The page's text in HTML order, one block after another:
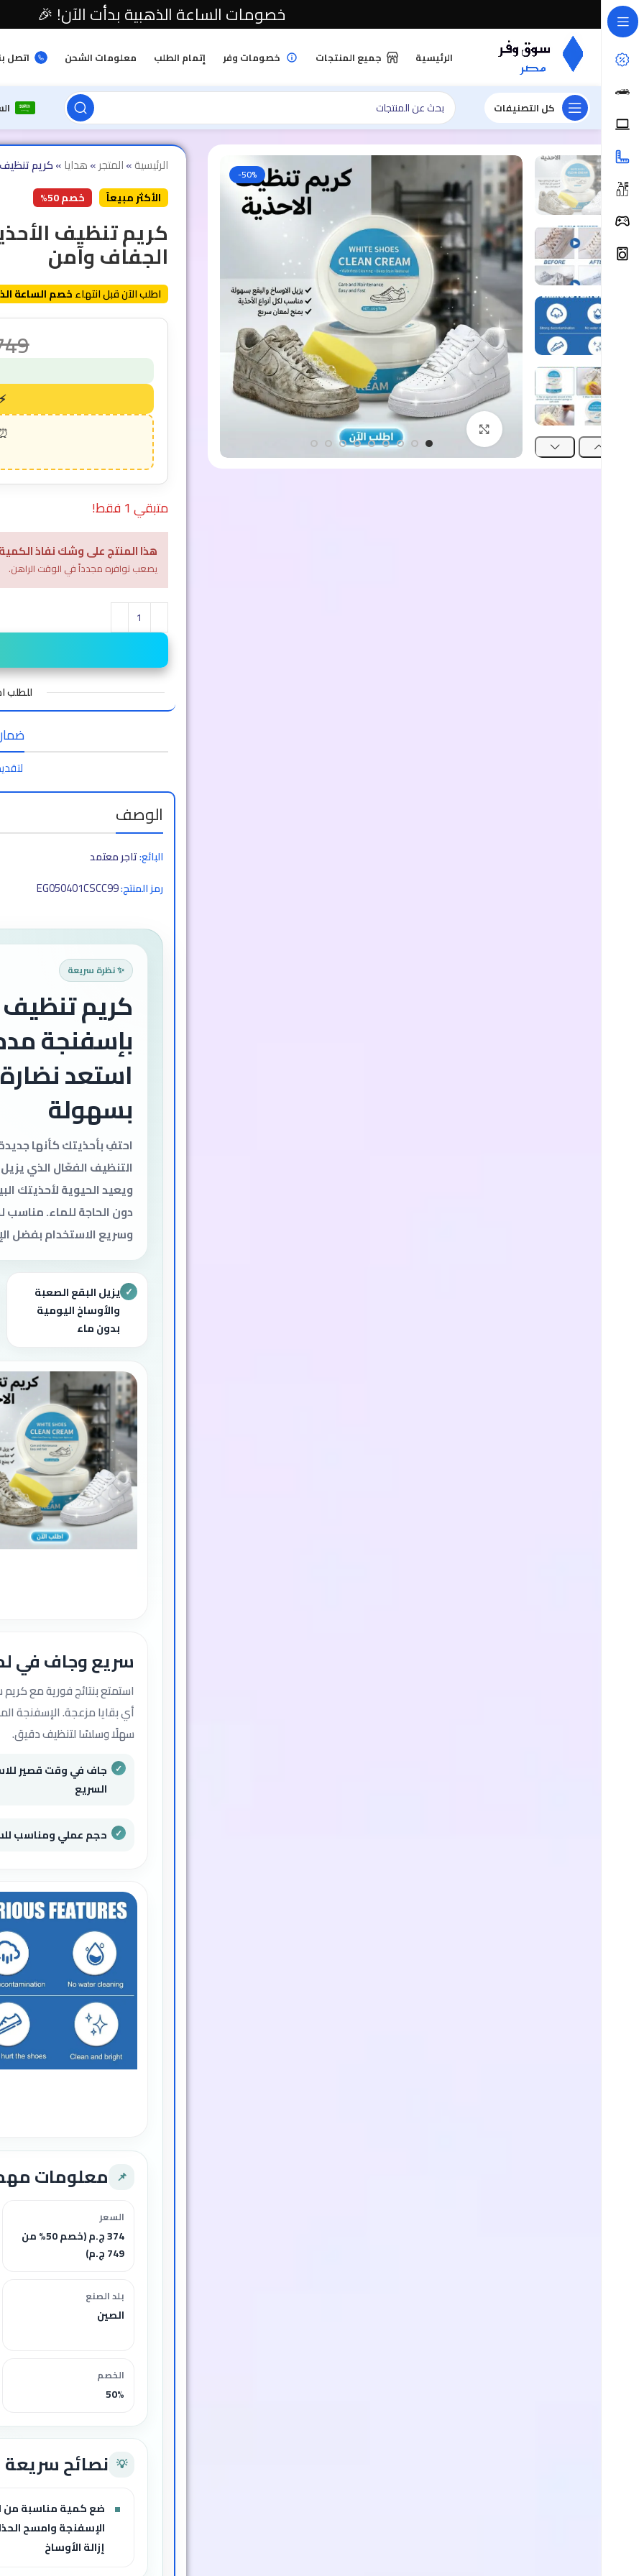
الرئيسية جميع المنتجات خصومات وفر إتمام الطلب معلومات الشحن اتصل
كل التصنيفات
-50%
اضغط للتكبير
الرئيسية»المتجر»هدايا»كريم
الأكثر مبيعاً خصم 50%
كريم تنظيف
الجفاف وآمن
اطلب الآن قبل انتهاءخصم الساعة
متبقي 1 فقط!
هذا المنتج على وشك نفاذ الكمية
يصعب توافره مجدداً في الوقت الراهن.
للطلب
ضمان
الوصف
البائع:تاجر معتمد
رمز المنتج:EG050401CSCC99
✨ نظرة سريعة
كريم تنظيف
الأبيض
مدمجة -
سريع وآمن
استعد لاستعادة بياض
والجلدية والقماشية
تنظيف الأحذية الأبيض
مدمجة يزيل الأوساخ
الحاجة للماء، ويجف
النظافة.
يعيد الحيوية للون
الأحذية
يمنح الأحذية مظهرًا
معلومات
خصومات الساعة الذهبية بدأت الآن! 🎉